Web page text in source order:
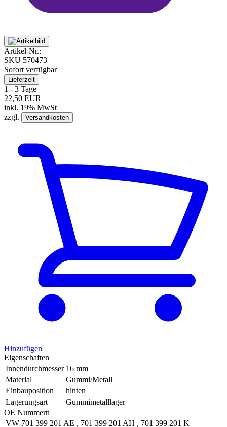
Artikel-Nr.:
SKU 570473
Sofort verfügbar
Lieferzeit
1 - 3 Tage
22,50 EUR
inkl. 19% MwSt
zzgl.
Versandkosten
Hinzufügen
Eigenschaften
Innendurchmesser 16 mm
Material
Gummi/Metall
Einbauposition
hinten
Lagerungsart
Gummimetalllager
OE Nummern
VW 701 399 201 AE , 701 399 201 AH , 701 399 201 K